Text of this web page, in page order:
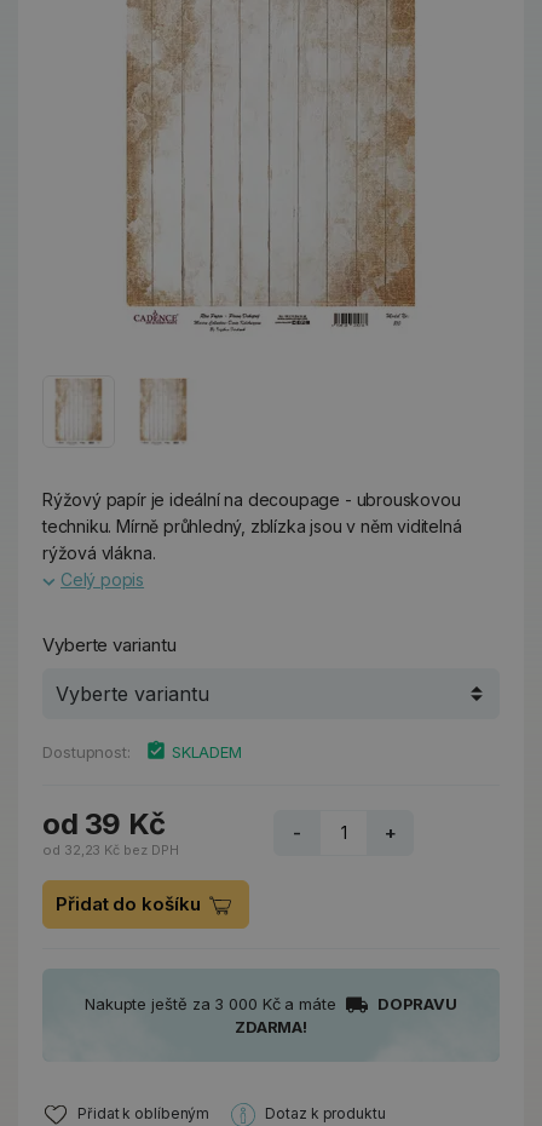
Rýžový papír je ideální na decoupage - ubrouskovou
techniku. Mírně průhledný, zblízka jsou v něm viditelná
rýžová vlákna.
Celý popis
Vyberte variantu
Dostupnost: SKLADEM
od 39 Kč
od 32,23 Kč bez DPH
- +
Přidat do košíku
Nakupte ještě za 3 000 Kč a máte
DOPRAVU
ZDARMA!
Přidat k oblíbeným Dotaz k produktu